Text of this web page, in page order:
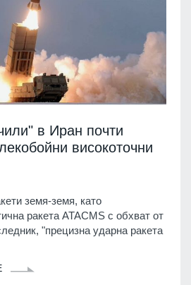
в Иран почти
високоточни
земя-земя, като
ракета ATACMS с обхват от
"прецизна ударна ракета